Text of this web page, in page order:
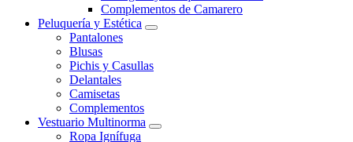
Complementos de Camarero
Peluquería y Estética
Pantalones
Blusas
Pichis y Casullas
Delantales
Camisetas
Complementos
Vestuario Multinorma
Ropa Ignífuga